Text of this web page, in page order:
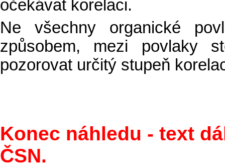
očekávat korelaci.
Ne všechny organické
způsobem, mezi povlaky
pozorovat určitý stupeň
Konec náhledu - text
ČSN.